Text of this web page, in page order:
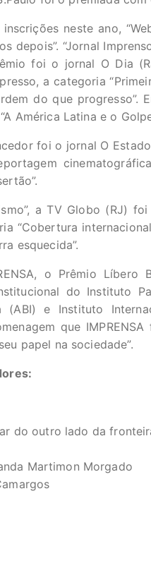
neste ano,
depois”. “Jornal
foi o jornal O Dia
a categoria
do que progresso”.
América Latina e o
foi o jornal O
a TV Globo (RJ)
“Cobertura
esquecida”.
o Prêmio Líbero
do Instituto
(ABI) e Instituto
que
papel na sociedade”.
do outro lado da
Martimon Morgado